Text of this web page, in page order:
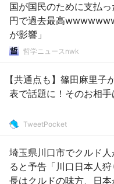
国が国民のために支払
円で過去最高
が影響」
哲学ニュースnwk
【共通点も】篠田麻里子
表で話題に！そのお相手
TweetPocket
埼玉県川口市でクルド
ると予告「川口日本人
長はクルドの味方、日